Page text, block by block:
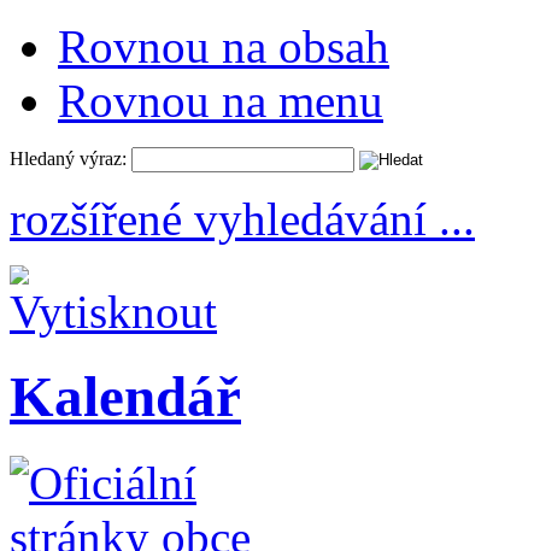
Rovnou na obsah
Rovnou na menu
Hledaný výraz:
rozšířené vyhledávání ...
Kalendář